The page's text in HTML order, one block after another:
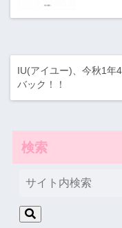
IU(アイユー)、今秋1年
バック！！
検索